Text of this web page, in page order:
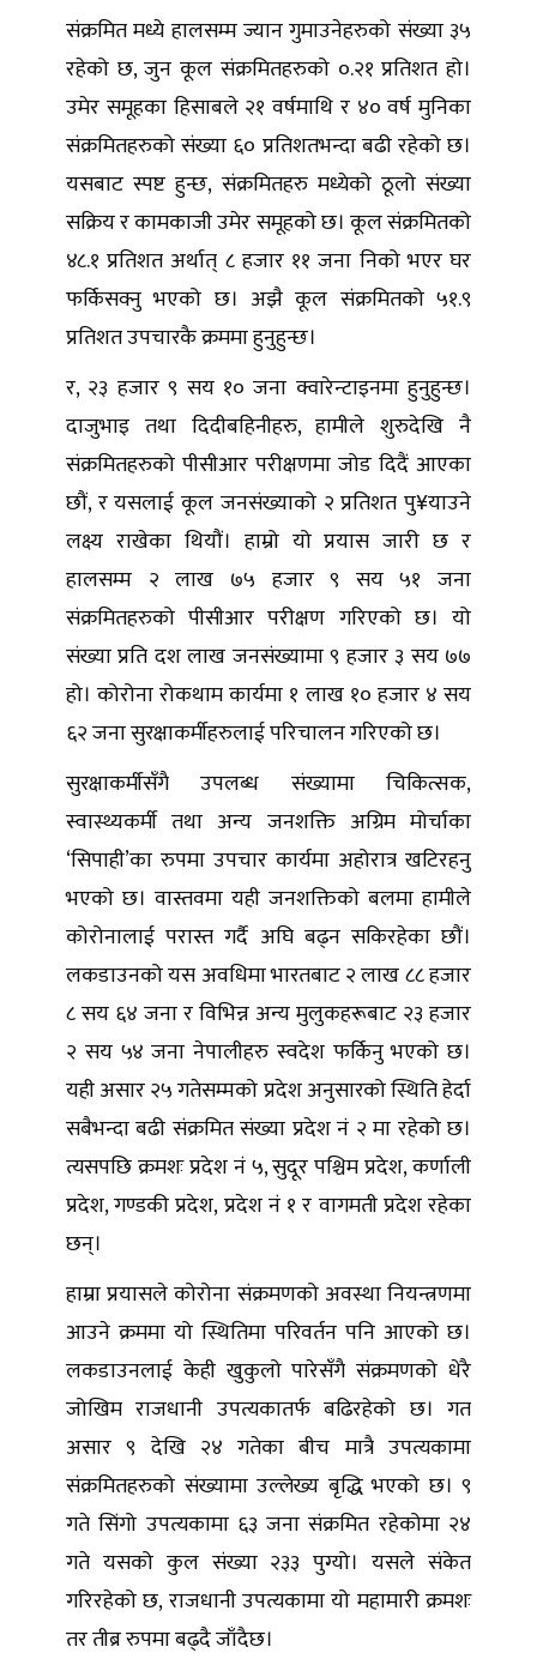
संक्रमित मध्ये हालसम्म ज्यान गुमाउनेहरुको संख्या ३५
रहेको छ, जुन कूल संक्रमितहरुको ०.२१ प्रतिशत हो।
उमेर समूहका हिसाबले २१ वर्षमाथि र ४० वर्ष मुनिका
संक्रमितहरुको संख्या ६० प्रतिशतभन्दा बढी रहेको छ।
यसबाट स्पष्ट हुन्छ, संक्रमितहरु मध्येको ठूलो संख्या
सक्रिय र कामकाजी उमेर समूहको छ। कूल संक्रमितको
४८.१ प्रतिशत अर्थात् ८ हजार ११ जना निको भएर घर
फर्किसक्नु भएको छ। अझै कूल संक्रमितको ५१.९
प्रतिशत उपचारकै क्रममा हुनुहुन्छ।
र, २३ हजार ९ सय १० जना क्वारेन्टाइनमा हुनुहुन्छ।
दाजुभाइ तथा दिदीबहिनीहरु, हामीले शुरुदेखि नै
संक्रमितहरुको पीसीआर परीक्षणमा जोड दिदैं आएका
छौं, र यसलाई कूल जनसंख्याको २ प्रतिशत पु¥याउने
लक्ष्य राखेका थियौं। हाम्रो यो प्रयास जारी छ र
हालसम्म २ लाख ७५ हजार ९ सय ५१ जना
संक्रमितहरुको पीसीआर परीक्षण गरिएको छ। यो
संख्या प्रति दश लाख जनसंख्यामा ९ हजार ३ सय ७७
हो। कोरोना रोकथाम कार्यमा १ लाख १० हजार ४ सय
६२ जना सुरक्षाकर्मीहरुलाई परिचालन गरिएको छ।
सुरक्षाकर्मीसँगै उपलब्ध संख्यामा चिकित्सक,
स्वास्थ्यकर्मी तथा अन्य जनशक्ति अग्रिम मोर्चाका
‘सिपाही’का रुपमा उपचार कार्यमा अहोरात्र खटिरहनु
भएको छ। वास्तवमा यही जनशक्तिको बलमा हामीले
कोरोनालाई परास्त गर्दै अघि बढ्न सकिरहेका छौं।
लकडाउनको यस अवधिमा भारतबाट २ लाख ८८ हजार
८ सय ६४ जना र विभिन्न अन्य मुलुकहरूबाट २३ हजार
२ सय ५४ जना नेपालीहरु स्वदेश फर्किनु भएको छ।
यही असार २५ गतेसम्मको प्रदेश अनुसारको स्थिति हेर्दा
सबैभन्दा बढी संक्रमित संख्या प्रदेश नं २ मा रहेको छ।
त्यसपछि क्रमशः प्रदेश नं ५, सुदूर पश्चिम प्रदेश, कर्णाली
प्रदेश, गण्डकी प्रदेश, प्रदेश नं १ र वागमती प्रदेश रहेका
छन्।
हाम्रा प्रयासले कोरोना संक्रमणको अवस्था नियन्त्रणमा
आउने क्रममा यो स्थितिमा परिवर्तन पनि आएको छ।
लकडाउनलाई केही खुकुलो पारेसँगै संक्रमणको धेरै
जोखिम राजधानी उपत्यकातर्फ बढिरहेको छ। गत
असार ९ देखि २४ गतेका बीच मात्रै उपत्यकामा
संक्रमितहरुको संख्यामा उल्लेख्य बृद्धि भएको छ। ९
गते सिंगो उपत्यकामा ६३ जना संक्रमित रहेकोमा २४
गते यसको कुल संख्या २३३ पुग्यो। यसले संकेत
गरिरहेको छ, राजधानी उपत्यकामा यो महामारी क्रमशः
तर तीब्र रुपमा बढ्दै जाँदैछ।